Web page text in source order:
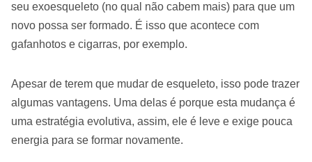
seu exoesqueleto (no qual não cabem mais) para que um
novo possa ser formado. É isso que acontece com
gafanhotos e cigarras, por exemplo.
Apesar de terem que mudar de esqueleto, isso pode trazer
algumas vantagens. Uma delas é porque esta mudança é
uma estratégia evolutiva, assim, ele é leve e exige pouca
energia para se formar novamente.